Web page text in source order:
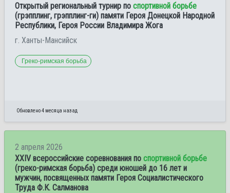
Открытый региональный турнир по спортивной борьбе
(грэпплинг, грэпплинг-ги) памяти Героя Донецкой Народной
Республики, Героя России Владимира Жога
г. Ханты-Мансийск
Греко-римская борьба
Обновлено 4 месяца назад
2 апреля 2026
XXIV всероссийские соревнования по спортивной борьбе
(греко-римская борьба) среди юношей до 16 лет и
мужчин, посвященных памяти Героя Социалистического
Труда Ф.К. Салманова